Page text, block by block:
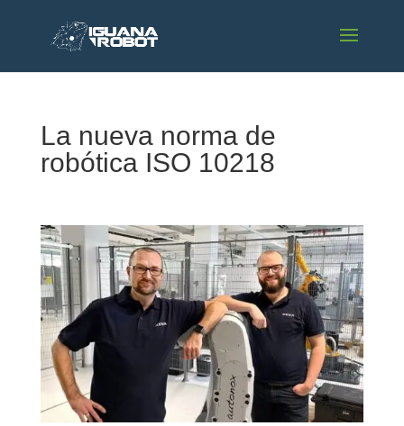
La nueva norma de
robótica ISO 10218